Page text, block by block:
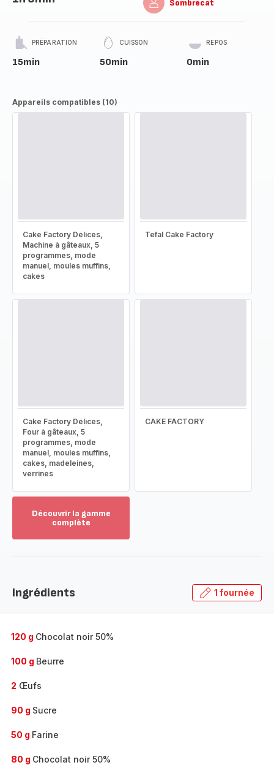
Sombrecat
PRÉPARATION
15min
CUISSON
50min
REPOS
0min
Appareils compatibles (10)
Cake Factory Délices,
Machine à gâteaux, 5
programmes, mode
manuel, moules muffins,
cakes
Tefal Cake Factory
Cake Factory Délices,
Four à gâteaux, 5
programmes, mode
manuel, moules muffins,
cakes, madeleines,
verrines
CAKE FACTORY
Découvrir la gamme
complète
gamme
Ingrédients 1 fournée
120 g Chocolat noir 50%
100 g Beurre
2 Œufs
90 g Sucre
50 g Farine
80 g Chocolat noir 50%